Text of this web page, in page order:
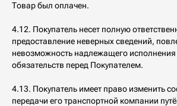
Товар был оплачен.
4.12. Покупатель несет полную
предоставление неверных сведений,
невозможность надлежащего
обязательств перед Покупателем.
4.13. Покупатель имеет право изменить
передачи его транспортной компании